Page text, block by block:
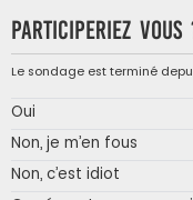
Participeriez vous
Le sondage est terminé
Oui
Non, je m’en fous
Non, c’est idiot